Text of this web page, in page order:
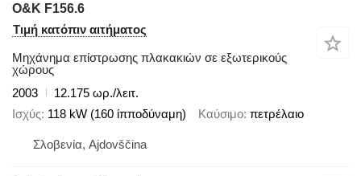
O&K F156.6
Τιμή κατόπιν αιτήματος
Μηχάνημα επίστρωσης πλακακιών σε εξωτερικούς
χώρους
2003
12.175 ωρ./λειτ.
Ισχύς 118 kW (160 ίπποδύναμη) Καύσιμο πετρέλαιο
Σλοβενία, Ajdovščina